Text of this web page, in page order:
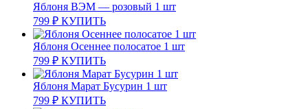
Яблоня ВЭМ — розовый 1 шт
799 ₽ КУПИТЬ
Яблоня Осеннее полосатое 1 шт
799 ₽ КУПИТЬ
Яблоня Марат Бусурин 1 шт
799 ₽ КУПИТЬ